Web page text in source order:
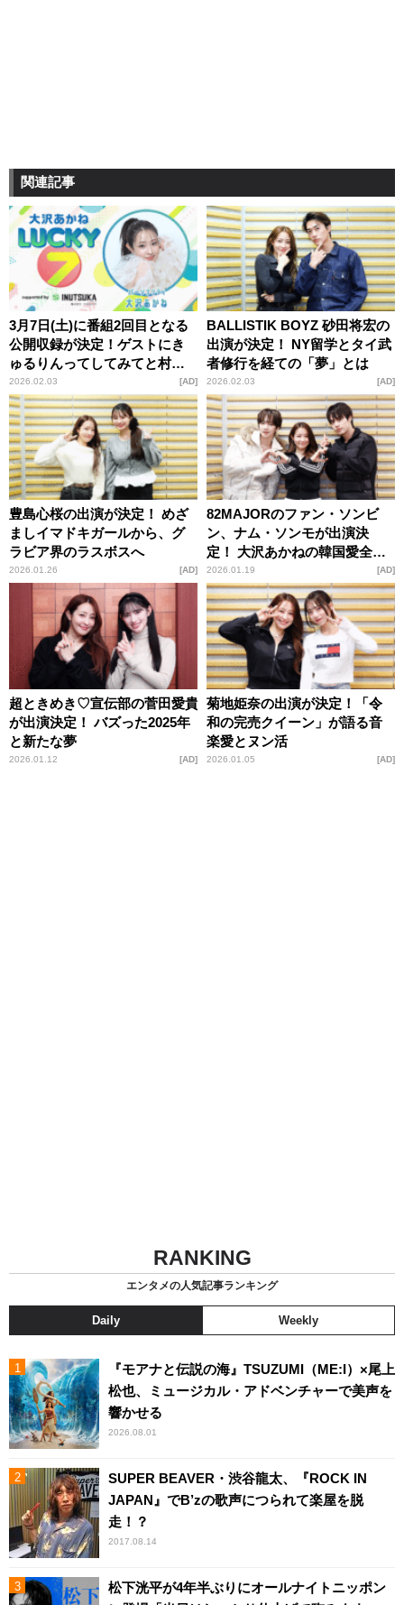
関連記事
3月7日(土)に番組2回目となる
公開収録が決定！ゲストにき
ゅるりんってしてみてと村重
杏奈が登場！『大沢あかね
LUCKY7』
2026.02.03 AD
BALLISTIK BOYZ 砂田将宏の
出演が決定！ NY留学とタイ武
者修行を経ての「夢」とは
2026.02.03 AD
豊島心桜の出演が決定！ めざ
ましイマドキガールから、グ
ラビア界のラスボスへ
2026.01.26 AD
82MAJORのファン・ソンビ
ン、ナム・ソンモが出演決
定！ 大沢あかねの韓国愛全開
でK-POP次世代の魅力に迫る
2026.01.19 AD
超ときめき♡宣伝部の菅田愛貴
が出演決定！ バズった2025年
と新たな夢
2026.01.12 AD
菊地姫奈の出演が決定！「令
和の完売クイーン」が語る音
楽愛とヌン活
2026.01.05 AD
RANKING
エンタメの人気記事ランキング
Daily Weekly
『モアナと伝説の海』TSUZUMI（ME:I）×尾上
松也、ミュージカル・アドベンチャーで美声を
響かせる
2026.08.01
SUPER BEAVER・渋谷龍太、『ROCK IN
JAPAN』でB’zの歌声につられて楽屋を脱
走！？
2017.08.14
松下洸平が4年半ぶりにオールナイトニッポン